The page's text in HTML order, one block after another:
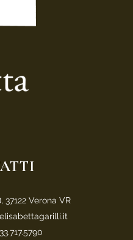
37122 Verona VR